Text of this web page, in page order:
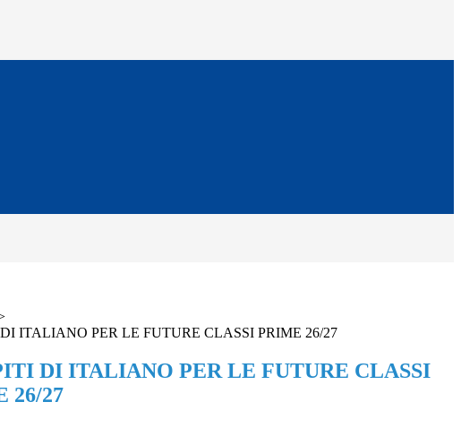
ITALIANO PER LE FUTURE CLASSI PRIME 26/27
DI ITALIANO PER LE FUTURE CLASSI
26/27